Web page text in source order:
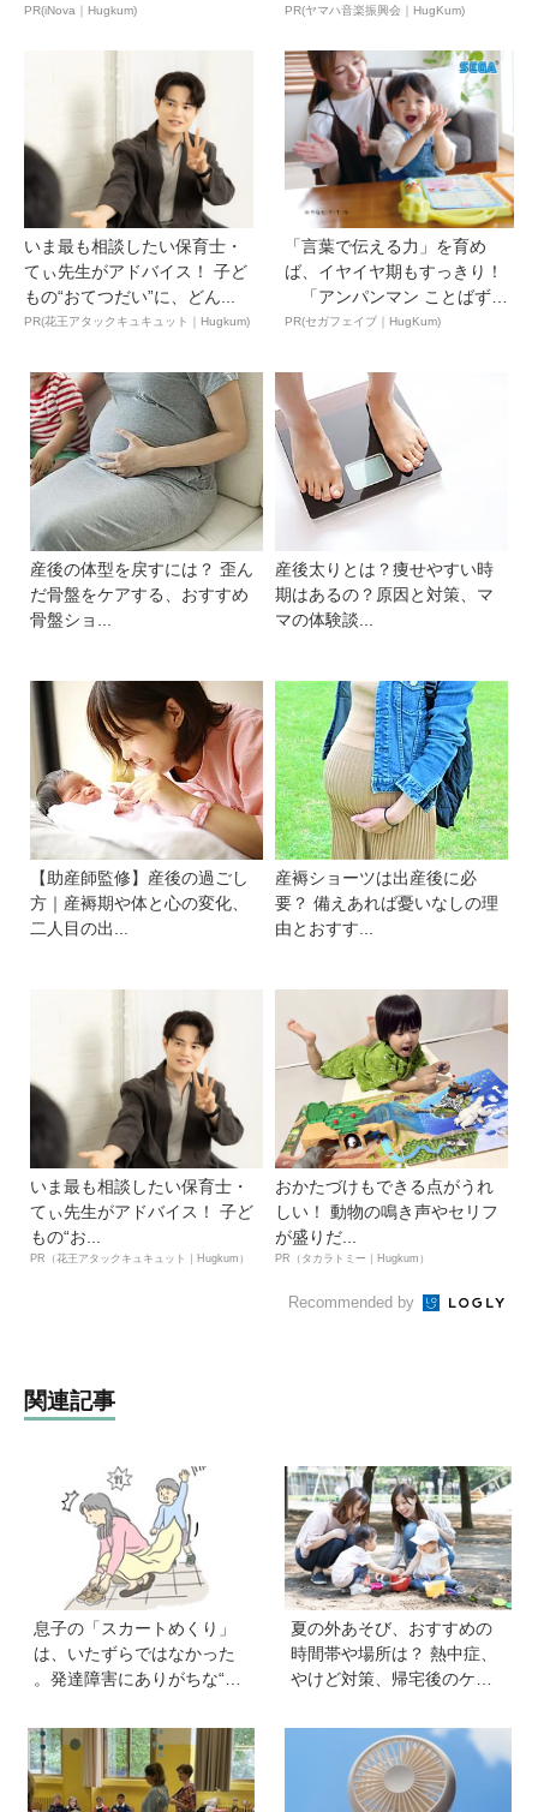
PR(iNova｜Hugkum)
ュ...
PR(ヤマハ音楽振興会｜HugKum)
いま最も相談したい保育士・
てぃ先生がアドバイス！ 子ど
もの“おてつだい”に、どん...
PR(花王アタックキュキュット｜Hugkum)
「言葉で伝える力」を育め
ば、イヤイヤ期もすっきり！
「アンパンマン ことばずか
ん...
PR(セガフェイブ｜HugKum)
産後の体型を戻すには？ 歪ん
だ骨盤をケアする、おすすめ
骨盤ショ...
産後太りとは？痩せやすい時
期はあるの？原因と対策、マ
マの体験談...
【助産師監修】産後の過ごし
方｜産褥期や体と心の変化、
二人目の出...
産褥ショーツは出産後に必
要？ 備えあれば憂いなしの理
由とおすす...
いま最も相談したい保育士・
てぃ先生がアドバイス！ 子ど
もの“お...
PR（花王アタックキュキュット｜Hugkum）
おかたづけもできる点がうれ
しい！ 動物の鳴き声やセリフ
が盛りだ...
PR（タカラトミー｜Hugkum）
Recommended by
関連記事
息子の「スカートめくり」
は、いたずらではなかった
。発達障害にありがちな“誤
イザーが解説】
夏の外あそび、おすすめの
時間帯や場所は？ 熱中症、
やけど対策、帰宅後のケア
修】